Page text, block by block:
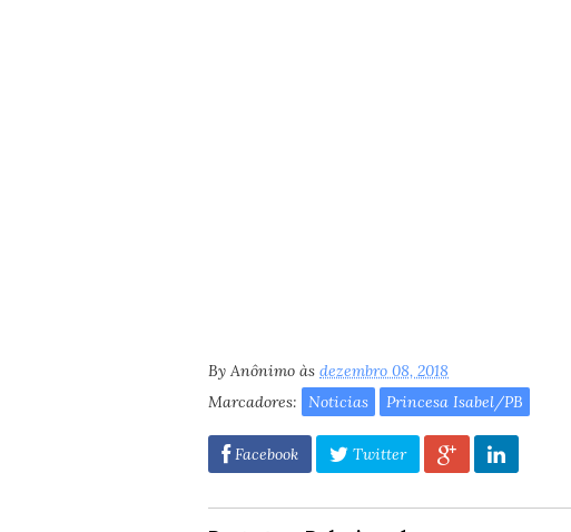
By Anônimo às dezembro 08, 2018
Marcadores:
Noticias Princesa Isabel/PB
Facebook Twitter